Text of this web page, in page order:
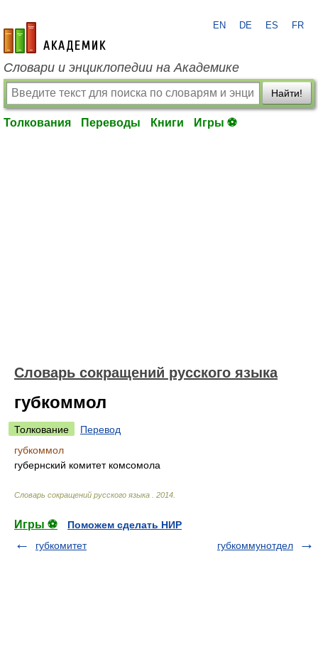
academic.ru
EN DE ES FR
Словари и энциклопедии на Академике
Найти!
Толкования Переводы Книги Игры ⚽
Словарь сокращений русского языка
губкоммол
Толкование
Перевод
губкоммол
губернский комитет комсомола
Словарь сокращений русского языка 2014
Игры ⚽
Поможем сделать НИР
губкомитет
губкоммунотдел